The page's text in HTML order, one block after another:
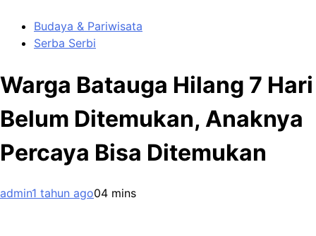
Budaya & Pariwisata
Serba Serbi
Warga Batauga Hilang 7 Hari
Belum Ditemukan, Anaknya
Percaya Bisa Ditemukan
admin1 tahun ago04 mins